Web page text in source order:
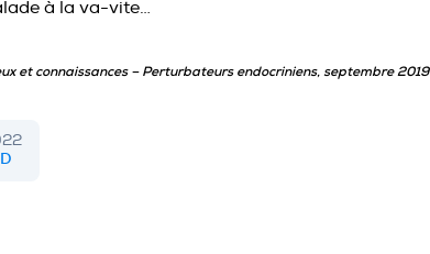
à la va-vite…
et connaissances – Perturbateurs endocriniens, septembre 2019